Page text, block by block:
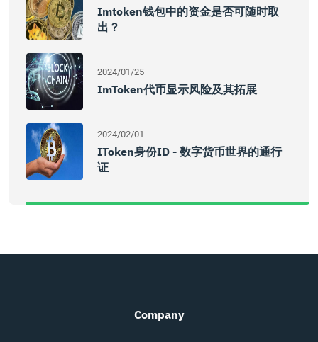
Imtoken钱包中的资金是否可随时取
出？
2024/01/25
ImToken代币显示风险及其拓展
2024/02/01
IToken身份ID - 数字货币世界的通行
证
Company